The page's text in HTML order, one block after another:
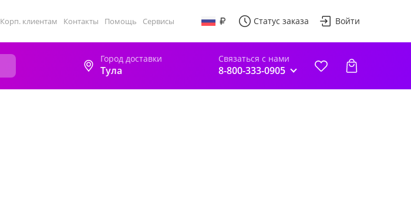
Корп. клиентам Контакты Помощь Сервисы Статус заказа Войти
Город доставки
Тула
Связаться с нами
8-800-333-0905